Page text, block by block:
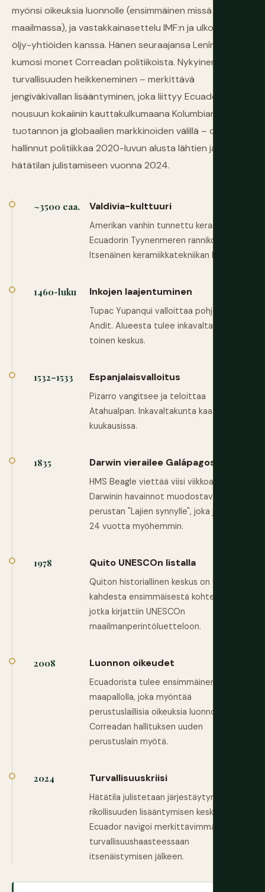
myönsi oikeuksia luonnolle (ensimmäinen missä tahansa
maailmassa), ja vastakkainasettelu IMF:n ja ulkomaisten
öljy-yhtiöiden kanssa. Hänen seuraajansa Lenín Moreno
kumosi monet Correadan politiikoista. Nykyinen
turvallisuuden heikkeneminen – merkittävä
jengiväkivallan lisääntyminen, joka liittyy Ecuadorin
nousuun kokaiinin kauttakulkumaana Kolumbian
tuotannon ja globaalien markkinoiden välillä – on
hallinnut politiikkaa 2020-luvun alusta lähtien ja johti
hätätilan julistamiseen vuonna 2024.
~3500 eaa. Valdivia-kulttuuri
Amerikan vanhin tunnettu keramiikka
Ecuadorin Tyynenmeren rannikolla.
Itsenäinen keramiikkatekniikan kehitys.
1460-luku Inkojen laajentuminen
Tupac Yupanqui valloittaa pohjoiset
Andit. Alueesta tulee inkavaltakunnan
toinen keskus.
1532–1533 Espanjalaisvalloitus
Pizarro vangitsee ja teloittaa
Atahualpan. Inkavaltakunta kaatuu
kuukausissa.
1835 Darwin vierailee Galápagosilla
HMS Beagle viettää viisi viikkoa saarilla.
Darwinin havainnot muodostavat
perustan "Lajien synnylle", joka julkaistiin
24 vuotta myöhemmin.
1978 Quito UNESCOn listalla
Quiton historiallinen keskus on yksi
kahdesta ensimmäisestä kohteesta,
jotka kirjattiin UNESCOn
maailmanperintöluetteloon.
2008 Luonnon oikeudet
Ecuadorista tulee ensimmäinen maa
maapallolla, joka myöntää
perustuslaillisia oikeuksia luonnolle
Correadan hallituksen uuden
perustuslain myötä.
2024 Turvallisuuskriisi
Hätätila julistetaan järjestäytyneen
rikollisuuden lisääntymisen keskellä.
Ecuador navigoi merkittävimmässä
turvallisuushaasteessaan
itsenäistymisen jälkeen.